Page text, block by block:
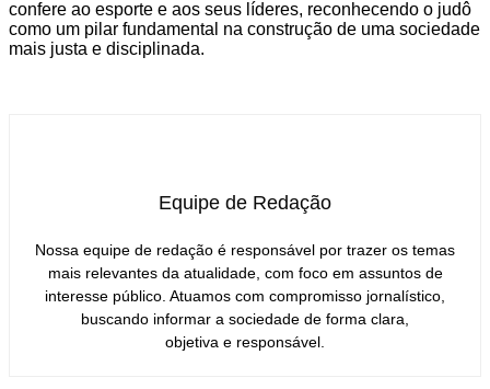
confere ao esporte e aos seus líderes, reconhecendo o judô
como um pilar fundamental na construção de uma sociedade
mais justa e disciplinada.
Equipe de Redação
Nossa equipe de redação é responsável por trazer os temas
mais relevantes da atualidade, com foco em assuntos de
interesse público. Atuamos com compromisso jornalístico,
buscando informar a sociedade de forma clara,
objetiva e responsável.